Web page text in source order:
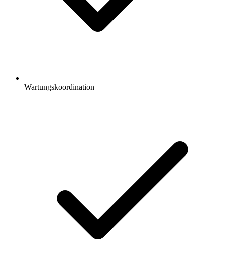
Wartungskoordination